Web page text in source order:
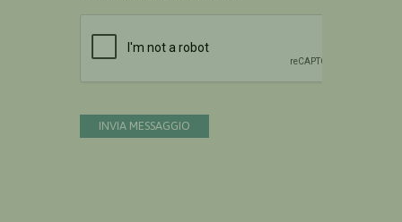
INVIA MESSAGGIO